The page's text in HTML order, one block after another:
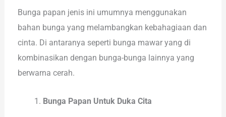
Bunga papan jenis ini umumnya menggunakan
bahan bunga yang melambangkan kebahagiaan dan
cinta. Di antaranya seperti bunga mawar yang di
kombinasikan dengan bunga-bunga lainnya yang
berwarna cerah.
Bunga Papan Untuk Duka Cita